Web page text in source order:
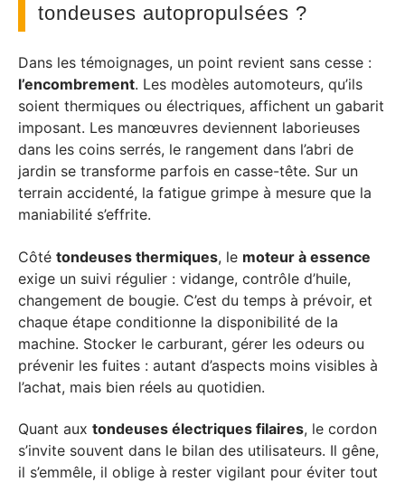
tondeuses autopropulsées ?
Dans les témoignages, un point revient sans cesse :
l’encombrement. Les modèles automoteurs, qu’ils
soient thermiques ou électriques, affichent un gabarit
imposant. Les manœuvres deviennent laborieuses
dans les coins serrés, le rangement dans l’abri de
jardin se transforme parfois en casse-tête. Sur un
terrain accidenté, la fatigue grimpe à mesure que la
maniabilité s’effrite.
Côté tondeuses thermiques, le moteur à essence
exige un suivi régulier : vidange, contrôle d’huile,
changement de bougie. C’est du temps à prévoir, et
chaque étape conditionne la disponibilité de la
machine. Stocker le carburant, gérer les odeurs ou
prévenir les fuites : autant d’aspects moins visibles à
l’achat, mais bien réels au quotidien.
Quant aux tondeuses électriques filaires, le cordon
s’invite souvent dans le bilan des utilisateurs. Il gêne,
il s’emmêle, il oblige à rester vigilant pour éviter tout